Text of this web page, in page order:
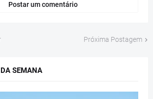
Postar um comentário
Próxima Postagem
SEMANA